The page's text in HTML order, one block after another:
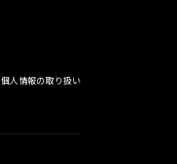
個人情報の取り扱い